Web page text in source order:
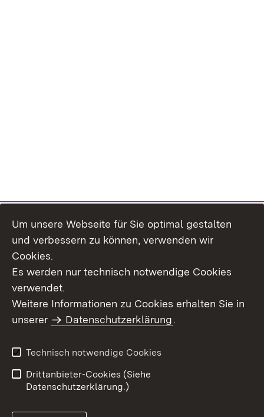
Themenübersicht
Barrierefreiheit
Um unsere Webseite für Sie optimal gestalten
und verbessern zu können, verwenden wir
Cookies.
Es werden nur technisch notwendige Cookies
verwendet.
Weitere Informationen zu Cookies erhalten Sie in
unserer
Datenschutzerklärung.
Technisch notwendige Cookies
Drittanbieter-Cookies (Siehe
Datenschutzerklärung.)